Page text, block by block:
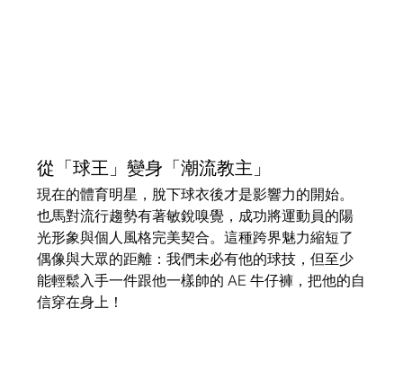
從「球王」變身「潮流教主」
現在的體育明星，脫下球衣後才是影響力的開始。
也馬對流行趨勢有著敏銳嗅覺，成功將運動員的陽
光形象與個人風格完美契合。這種跨界魅力縮短了
偶像與大眾的距離：我們未必有他的球技，但至少
能輕鬆入手一件跟他一樣帥的 AE 牛仔褲，把他的自
信穿在身上！